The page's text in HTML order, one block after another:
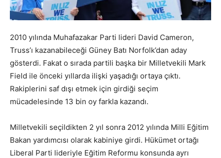
2010 yılında Muhafazakar Parti lideri David Cameron,
Truss’ı kazanabileceği Güney Batı Norfolk’dan aday
gösterdi. Fakat o sırada partili başka bir Milletvekili Mark
Field ile önceki yıllarda ilişki yaşadığı ortaya çıktı.
Rakiplerini saf dışı etmek için girdiği seçim
mücadelesinde 13 bin oy farkla kazandı.
Milletvekili seçildikten 2 yıl sonra 2012 yılında Milli Eğitim
Bakan yardımcısı olarak kabiniye girdi. Hükümet ortağı
Liberal Parti lideriyle Eğitim Reformu konsunda ayrı